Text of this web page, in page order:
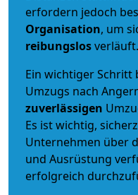
erfordern jedoch
Organisation, um
reibungslosverläuft.
Ein wichtiger Schritt
Umzugs nach
zuverlässigen
Es ist wichtig,
Unternehmen über
und Ausrüstung
erfolgreich